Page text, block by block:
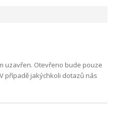
uzavřen. Otevřeno bude pouze
případě jakýchkoli dotazů nás